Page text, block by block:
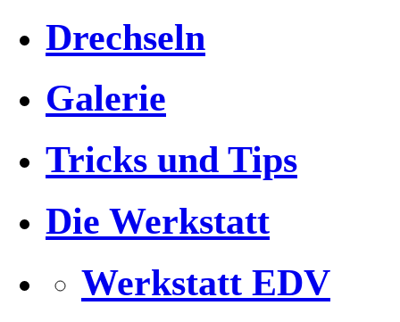
Drechseln
Galerie
Tricks und Tips
Die Werkstatt
Werkstatt EDV